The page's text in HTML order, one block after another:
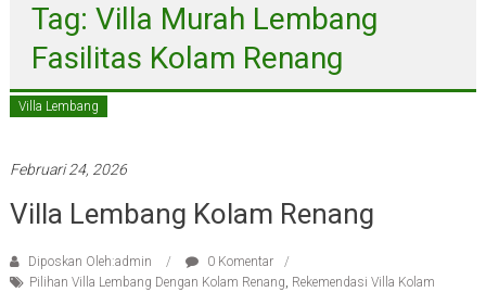
Tag: Villa Murah Lembang
Fasilitas Kolam Renang
Villa Lembang
Februari 24, 2026
Villa Lembang Kolam Renang
Diposkan Oleh:admin
0 Komentar
Pilihan Villa Lembang Dengan Kolam Renang, Rekemendasi Villa Kolam